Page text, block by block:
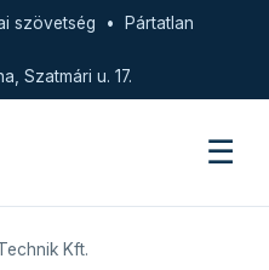
szövetség • Pártatlan
Szatmári u. 17.
☰
Kft.